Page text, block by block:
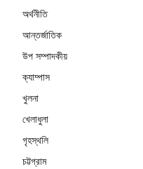
অর্থনীতি
আন্তর্জাতিক
উপ সম্পাদকীয়
ক্যাম্পাস
খুলনা
খেলাধুলা
গৃহস্থলি
চট্টগ্রাম